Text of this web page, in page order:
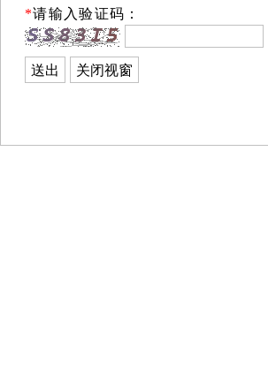
*请输入验证码：